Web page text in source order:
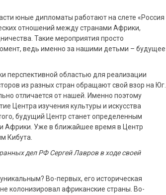
юные дипломаты работают на слете «Россия
отношений между странами Африки,
Такие мероприятия просто
ведь именно за нашими детьми – будущее
перспективной областью для реализации
из разных стран обращают свой взор на Юг.
отличается от нашей. Именно поэтому
Центра изучения культуры и искусства
будущий Центр станет определенным
Африки. Уже в ближайшее время в Центр
Кибута.
дел РФ Сергей Лавров в ходе своей
Во-первых, его историческая
колонизировал африканские страны. Во-